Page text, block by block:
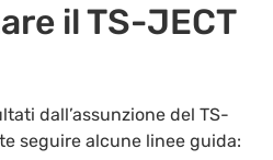
il TS-JECT
dall’assunzione del TS-
seguire alcune linee guida: